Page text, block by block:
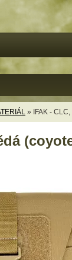
» IFAK -